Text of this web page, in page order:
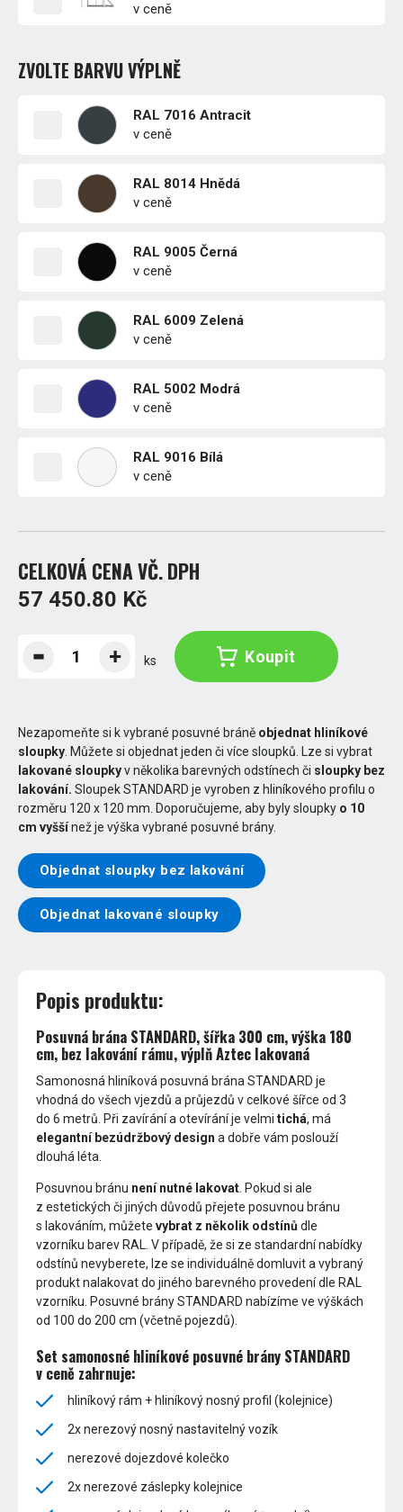
v ceně
ZVOLTE BARVU VÝPLNĚ
RAL 7016 Antracit
v ceně
RAL 8014 Hnědá
v ceně
RAL 9005 Černá
v ceně
RAL 6009 Zelená
v ceně
RAL 5002 Modrá
v ceně
RAL 9016 Bílá
v ceně
CELKOVÁ CENA VČ. DPH
57 450.80 Kč
ks Koupit
Nezapomeňte si k vybrané posuvné bráně objednat hliníkové
sloupky . Můžete si objednat jeden či více sloupků. Lze si vybrat
lakované sloupkyv několika barevných odstínech či sloupky bez
lakování. Sloupek STANDARD je vyroben z hliníkového profilu o
rozměru 120 x 120 mm. Doporučujeme, aby byly sloupky o 10
cm vyššínež je výška vybrané posuvné brány.
Objednat sloupky bez lakování
Objednat lakované sloupky
Popis produktu:
Posuvná brána STANDARD, šířka 300 cm, výška 180
cm, bez lakování rámu, výplň Aztec lakovaná
Samonosná hliníková posuvná brána STANDARD je
vhodná do všech vjezdů a průjezdů v celkové šířce od 3
do 6 metrů. Při zavírání a otevírání je velmitichá, má
elegantní bezúdržbový design a dobře vám poslouží
dlouhá léta.
Posuvnou bránu není nutné lakovat. Pokud si ale
z estetických či jiných důvodů přejete posuvnou bránu
s lakováním, můžetevybrat z několik odstínůdle
vzorníku barev RAL. V případě, že si ze standardní nabídky
odstínů nevyberete, lze se individuálně domluvit a vybraný
produkt nalakovat do jiného barevného provedení dle RAL
vzorníku. Posuvné brány STANDARD nabízíme ve výškách
od 100 do 200 cm (včetně pojezdů).
Set samonosné hliníkové posuvné brány STANDARD
v ceně zahrnuje:
hliníkový rám + hliníkový nosný profil (kolejnice)
2x nerezový nosný nastavitelný vozík
nerezové dojezdové kolečko
2x nerezové záslepky kolejnice